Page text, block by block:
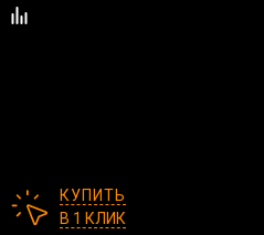
КУПИТЬ
В 1 КЛИК